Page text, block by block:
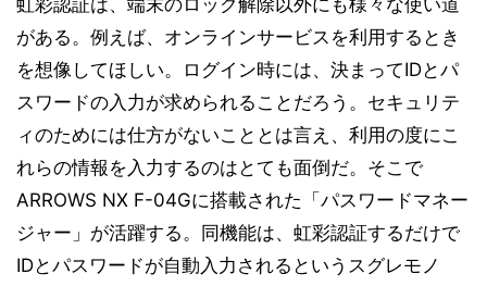
虹彩認証は、端末のロック解除以外にも様々な使い道
がある。例えば、オンラインサービスを利用するとき
を想像してほしい。ログイン時には、決まってIDとパ
スワードの入力が求められることだろう。セキュリテ
ィのためには仕方がないこととは言え、利用の度にこ
れらの情報を入力するのはとても面倒だ。そこで
ARROWS NX F-04Gに搭載された「パスワードマネー
ジャー」が活躍する。同機能は、虹彩認証するだけで
IDとパスワードが自動入力されるというスグレモノ